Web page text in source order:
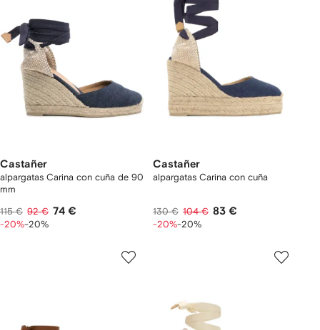
Castañer
alpargatas Carina con cuña de 90
mm
115 € 92 € 74 €
-20%-20%
Castañer
alpargatas Carina con cuña
130 € 104 € 83 €
-20%-20%